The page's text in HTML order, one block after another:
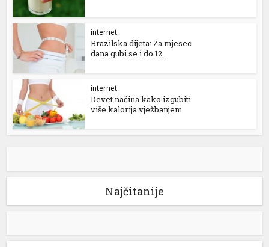
internet
Brazilska dijeta: Za mjesec
dana gubi se i do 12...
internet
Devet načina kako izgubiti
više kalorija vježbanjem
Najčitanije